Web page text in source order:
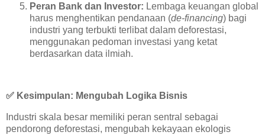
Peran Bank dan Investor: Lembaga keuangan global
harus menghentikan pendanaan (de-financing) bagi
industri yang terbukti terlibat dalam deforestasi,
menggunakan pedoman investasi yang ketat
berdasarkan data ilmiah.
✅ Kesimpulan: Mengubah Logika Bisnis
Industri skala besar memiliki peran sentral sebagai
pendorong deforestasi, mengubah kekayaan ekologis